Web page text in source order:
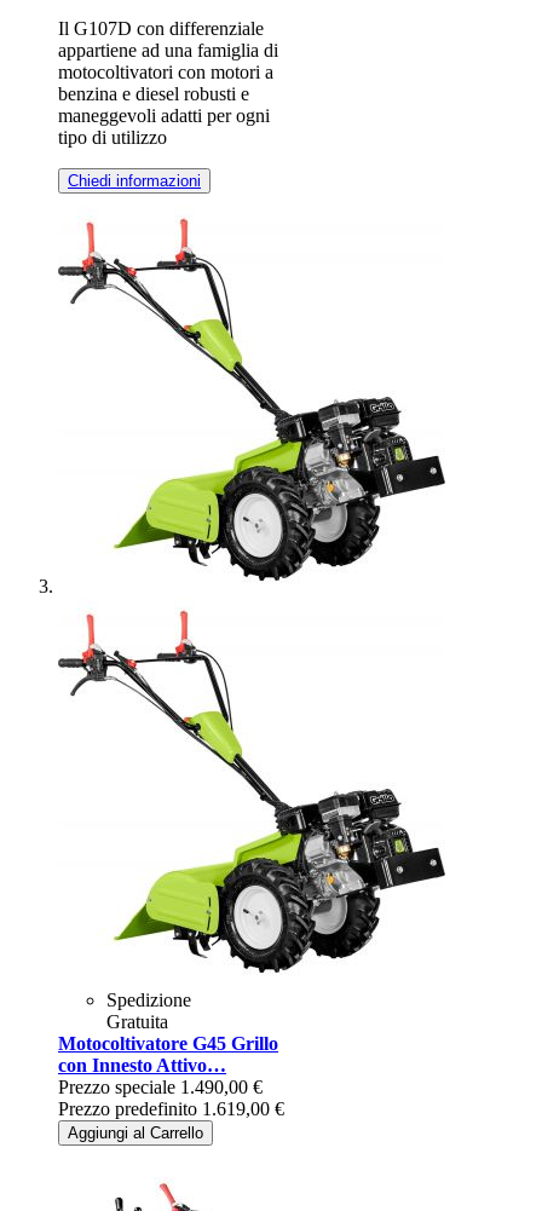
Il G107D con differenziale
appartiene ad una famiglia di
motocoltivatori con motori a
benzina e diesel robusti e
maneggevoli adatti per ogni
tipo di utilizzo
Chiedi informazioni
Spedizione
Gratuita
Motocoltivatore G45 Grillo
con Innesto Attivo…
Prezzo speciale 1.490,00 €
Prezzo predefinito 1.619,00 €
Aggiungi al Carrello